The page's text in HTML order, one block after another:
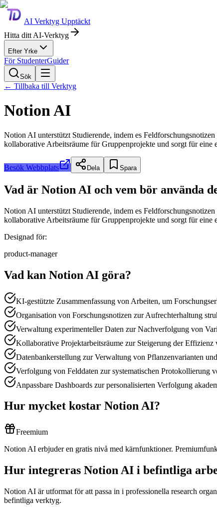
AI Verktyg Upptäckt
Hitta ditt AI-Verktyg
Efter Yrke
För StudenterGuider
Sök
← Tillbaka till Verktyg
Notion AI
Notion AI unterstützt Studierende, indem es
kollaborative Arbeitsräume für Gruppenprojekte und sorgt für
Besök Webbplats Dela Spara
Vad är Notion AI och vem bör använda
Notion AI unterstützt Studierende, indem es
kollaborative Arbeitsräume für Gruppenprojekte und sorgt für
Designad för:
product-manager
Vad kan Notion AI göra?
KI-gestützte Zusammenfassung von Arbeiten, um
Organisation von Forschungsnotizen zur Aufrechterhaltung
Verwaltung experimenteller Daten zur Nachverfolgung von
Kollaborative Projektarbeitsräume zur Steigerung der Effizienz
Datenbankerstellung zur Verwaltung von Pflanzenvarianten
Verfolgung von Felddaten zur systematischen Protokollierung
Anpassbare Dashboards zur personalisierten Verfolgung
Hur mycket kostar Notion AI?
Freemium
Notion AI erbjuder en gratis nivå med kärnfunktioner.
Hur integreras Notion AI i befintliga
Notion AI är utformat för att passa in i professionella research
befintliga verktyg.